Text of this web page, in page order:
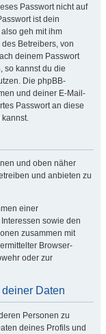
Passwort nicht auf
ist dein
geh mit ihm
Betreibers, von
deinem Passwort
so kannst du die
Die phpBB-
und deiner E-Mail-
Passwort an diese
und oben näher
und anbieten zu
einer
sowie den
zusammen mit
Browser-
oder zur
Daten
Personen zu
deines Profils und